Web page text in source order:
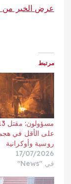
عرض الخبر من
مرتبط
على الأقل في
روسية وأوكرانية
17/07/2026
في "News"